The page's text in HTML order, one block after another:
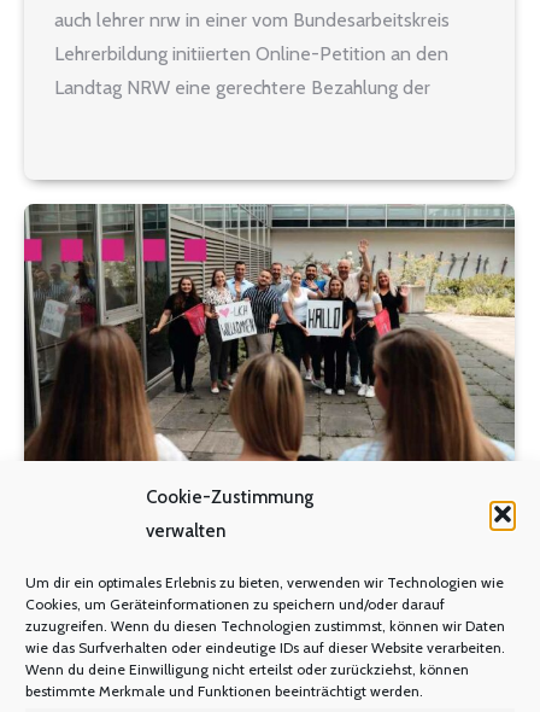
Cookie-Zustimmung
verwalten
Um dir ein optimales Erlebnis zu bieten, verwenden wir Technologien wie
Cookies, um Geräteinformationen zu speichern und/oder darauf
zuzugreifen. Wenn du diesen Technologien zustimmst, können wir Daten
wie das Surfverhalten oder eindeutige IDs auf dieser Website verarbeiten.
Wenn du deine Einwilligung nicht erteilst oder zurückziehst, können
bestimmte Merkmale und Funktionen beeinträchtigt werden.
auch lehrer nrw in einer vom Bundesarbeitskreis
Lehrerbildung initiierten Online-Petition an den
Landtag NRW eine gerechtere Bezahlung der
Petition unterschrieben und damit die Dringlichkeit
des Anliegens deutlich gemacht.…